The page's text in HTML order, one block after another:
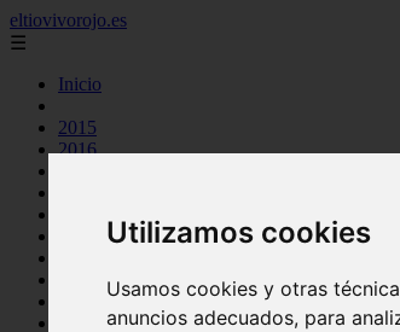
Utilizamos cookies
Usamos cookies y otras
anuncios adecuados, para
eltiovivorojo.es
☰
Inicio
2015
2016
espana
mariscos
postres